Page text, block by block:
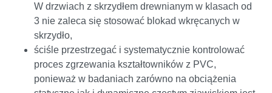
W drzwiach z skrzydłem drewnianym w klasach od
3 nie zaleca się stosować blokad wkręcanych w
skrzydło,
ściśle przestrzegać i systematycznie kontrolować
proces zgrzewania kształtowników z PVC,
ponieważ w badaniach zarówno na obciążenia